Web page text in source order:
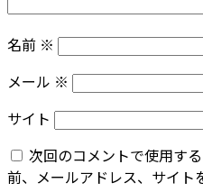
名前 ※
メール ※
サイト
次回のコメントで使用す
前、メールアドレス、サイト